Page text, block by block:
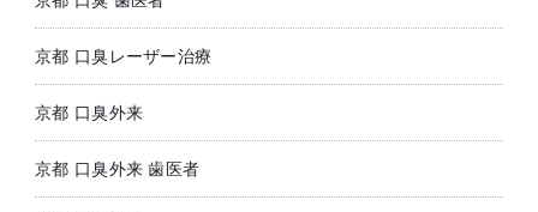
京都 口臭レーザー治療
京都 口臭外来
京都 口臭外来 歯医者